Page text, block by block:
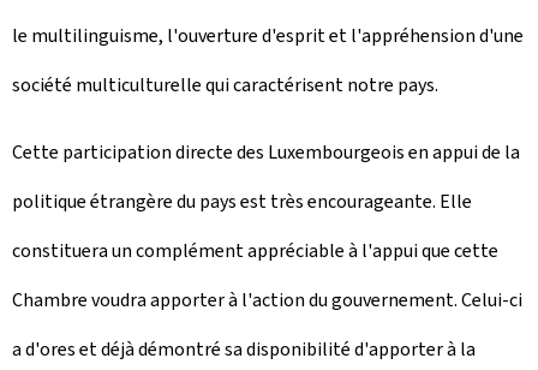
le multilinguisme, l'ouverture d'esprit et l'appréhension d'une
société multiculturelle qui caractérisent notre pays.
Cette participation directe des Luxembourgeois en appui de la
politique étrangère du pays est très encourageante. Elle
constituera un complément appréciable à l'appui que cette
Chambre voudra apporter à l'action du gouvernement. Celui-ci
a d'ores et déjà démontré sa disponibilité d'apporter à la